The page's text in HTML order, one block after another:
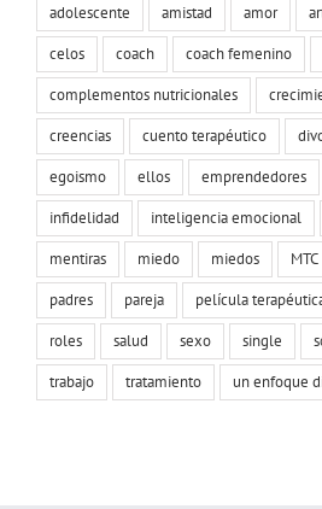
adolescente amistad amor
celos
coach coach femenino
complementos nutricionales
creencias
cuento terapéutico
egoismo
ellos emprendedores
infidelidad
inteligencia emocional
mentiras
miedo miedos MTC
padres
pareja película
roles
salud sexo single
trabajo
tratamiento un enfoque